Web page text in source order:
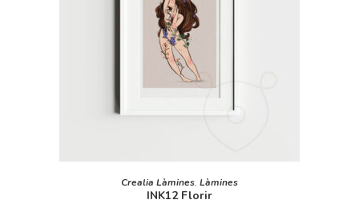
AFEGEIX A LA CISTELLA
Crealia Làmines, Làmines
INK12 Florir